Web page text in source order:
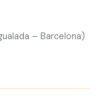
– Barcelona)